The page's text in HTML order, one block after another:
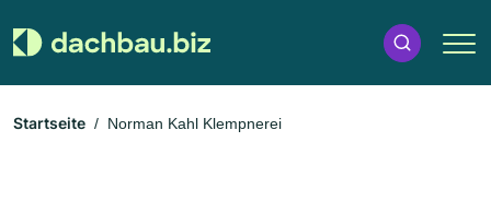
Startseite Norman Kahl Klempnerei